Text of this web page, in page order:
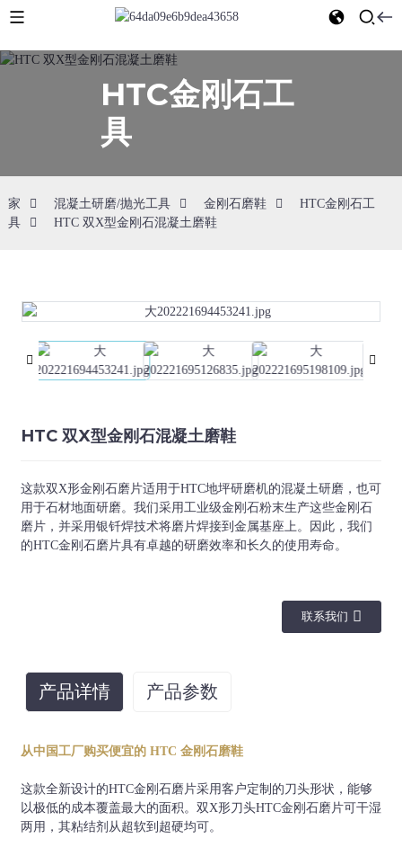
HTC金刚石工
具
家 混凝土研磨/抛光工具 金刚石磨鞋
HTC金刚石工
具
HTC 双X型金刚石混凝土磨鞋
HTC 双X型金刚石混凝土磨鞋
这款双X形金刚石磨片适用于HTC地坪研磨机的混凝土研磨，也可
用于石材地面研磨。我们采用工业级金刚石粉末生产这些金刚石
磨片，并采用银钎焊技术将磨片焊接到金属基座上。因此，我们
的HTC金刚石磨片具有卓越的研磨效率和长久的使用寿命。
联系我们
产品详情 产品参数
从中国工厂购买便宜的 HTC 金刚石磨鞋
这款全新设计的HTC金刚石磨片采用客户定制的刀头形状，能够
以极低的成本覆盖最大的面积。双X形刀头HTC金刚石磨片可干湿
两用，其粘结剂从超软到超硬均可。
粗玉米粉 颜色
软、
中、
硬
16#、20#、36#、
60#、80#、120#、
150#、180#、220#
等。
橙色、黑
色、白色、
银色、红色
银钎焊
或钎焊
双X